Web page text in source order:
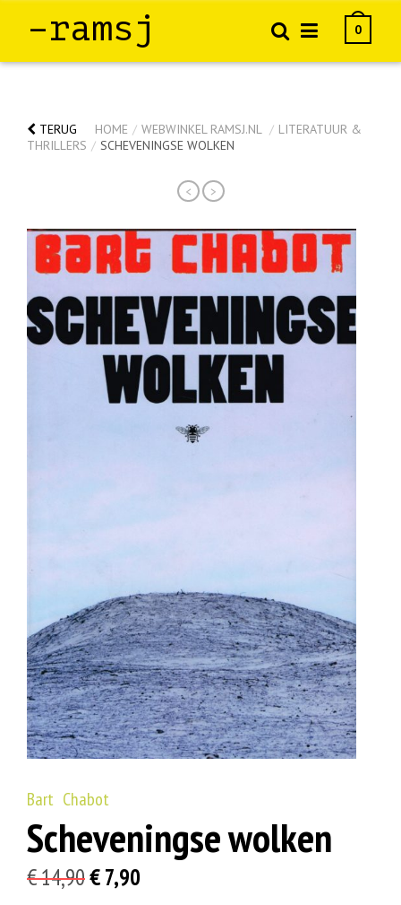
–ramsj 0
TERUG HOME / WEBWINKEL RAMSJ.NL / LITERATUUR &
THRILLERS / SCHEVENINGSE WOLKEN
< >
Bart Chabot
Scheveningse wolken
€14,90Oorspronkelijke
€7,90